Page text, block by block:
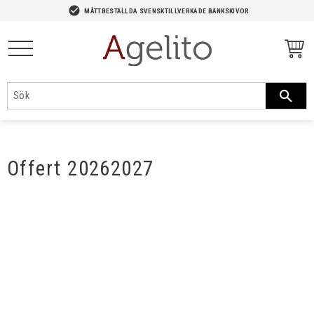
check_circle MÅTTBESTÄLLDA SVENSKTILLVERKADE BÄNKSKIVOR
Offert 20262027